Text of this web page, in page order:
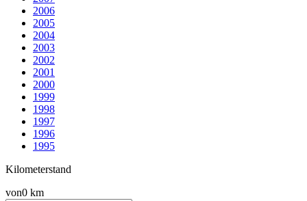
2006
2005
2004
2003
2002
2001
2000
1999
1998
1997
1996
1995
Kilometerstand
von0 km